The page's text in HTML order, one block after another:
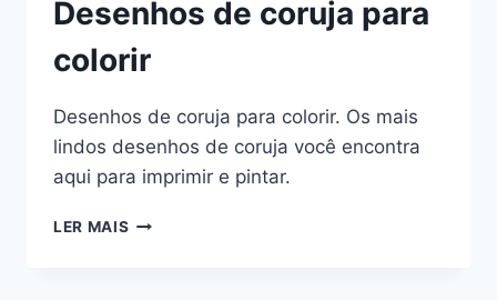
Desenhos de coruja para
colorir
Desenhos de coruja para colorir. Os mais
lindos desenhos de coruja você encontra
aqui para imprimir e pintar.
LER MAIS DESENHOS